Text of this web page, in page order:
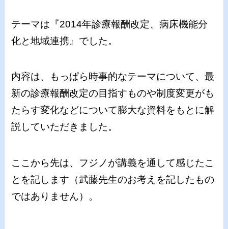
テーマは『2014年診療報酬改定、病床機能分
化と地域連携』でした。
内容は、もっぱら時事的なテーマについて、最
新の診療報酬改定の目指すものや制度変更がも
たらす変化などについて膨大な資料をもとに解
説していただきました。
ここから先は、フジノが講義を通して感じたこ
とを記します（武藤先生のお考えを記したもの
ではありません）。